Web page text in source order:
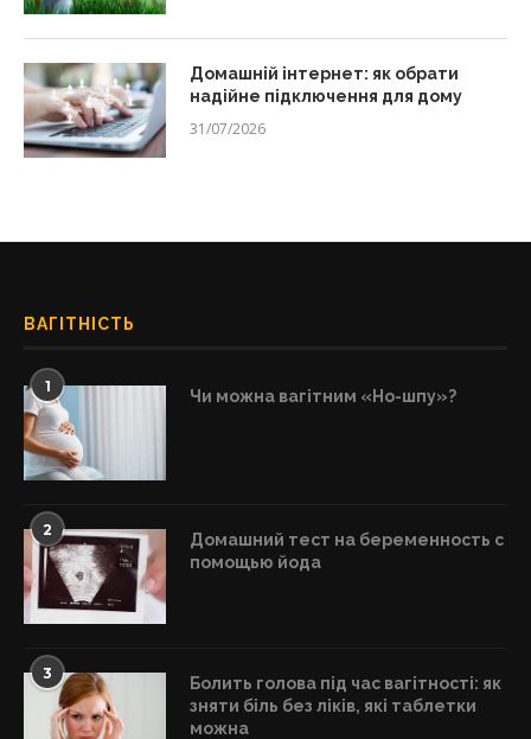
Домашній інтернет: як обрати
надійне підключення для дому
31/07/2026
ВАГІТНІСТЬ
1 Чи можна вагітним «Но-шпу»?
2
Домашний тест на беременность с
помощью йода
3
Болить голова під час вагітності: як
зняти біль без ліків, які таблетки
можна